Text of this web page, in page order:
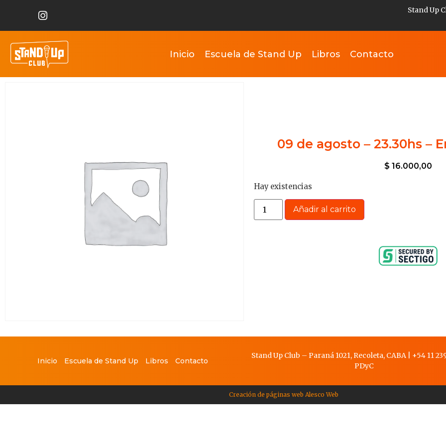
Stand Up
Inicio Escuela de Stand Up Libros Contacto
09 de agosto – 23.30hs –
$ 16.000,00
Hay existencias
Añadir al carrito
Inicio Escuela de Stand Up Libros Contacto
Stand Up Club – Paraná 1021, Recoleta, CABA +54 11
PDyC
Creación de páginas web Alesco Web